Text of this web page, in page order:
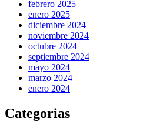
febrero 2025
enero 2025
diciembre 2024
noviembre 2024
octubre 2024
septiembre 2024
mayo 2024
marzo 2024
enero 2024
Categorias